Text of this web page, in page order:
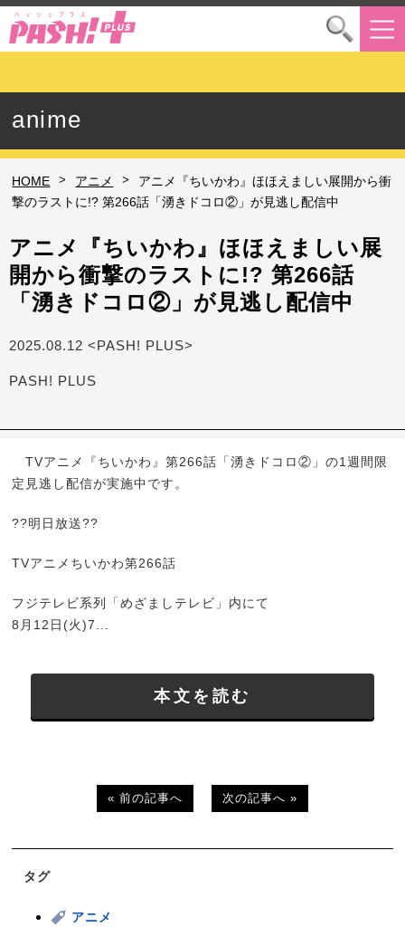
anime
HOME > アニメ >
アニメ『ちいかわ』ほほえましい展開から衝
撃のラストに!? 第266話「湧きドコロ②」が見逃し配信中
アニメ『ちいかわ』ほほえましい展
開から衝撃のラストに!? 第266話
「湧きドコロ②」が見逃し配信中
2025.08.12 <PASH! PLUS>
PASH! PLUS
TVアニメ『ちいかわ』第266話「湧きドコロ②」の1週間限
定見逃し配信が実施中です。
??明日放送??
TVアニメちいかわ第266話
フジテレビ系列「めざましテレビ」内にて
8月12日(火)7...
本文を読む
« 前の記事へ 次の記事へ »
タグ
アニメ